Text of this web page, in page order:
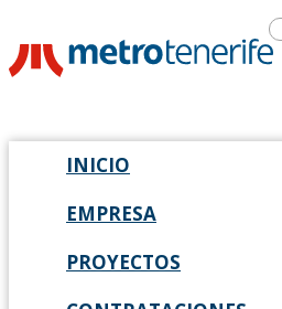
INICIO
EMPRESA
PROYECTOS